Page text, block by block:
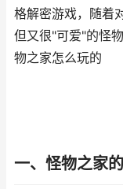
格解密游戏，随着
但又很"可爱"的怪
物之家怎么玩的
一、怪物之家